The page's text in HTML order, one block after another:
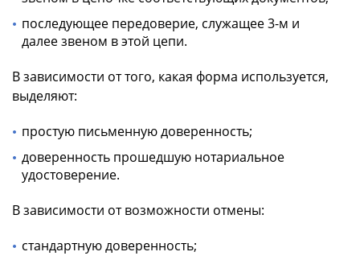
последующее передоверие, служащее 3-м и
далее звеном в этой цепи.
В зависимости от того, какая форма используется,
выделяют:
простую письменную доверенность;
доверенность прошедшую нотариальное
удостоверение.
В зависимости от возможности отмены:
стандартную доверенность;